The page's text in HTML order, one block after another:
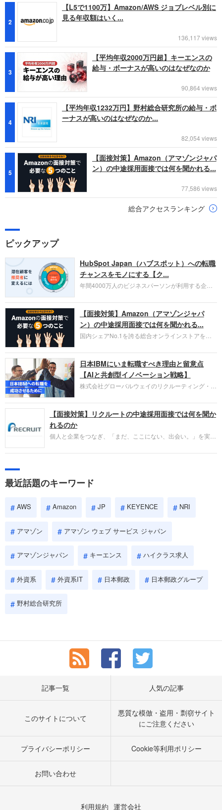
2
【L5で1100万】Amazon/AWS ジョブレベル別に
見る年収額はいく...
136,117 views
3
【平均年収2000万円超】キーエンスの
給与・ボーナスが高いのはなぜなのか
90,864 views
4
【平均年収1232万円】野村総合研究所の給与・ボ
ーナスが高いのはなぜなのか...
82,054 views
5
【面接対策】Amazon（アマゾンジャパ
ン）の中途採用面接では何を聞かれる...
77,586 views
総合アクセスランキング
ピックアップ
HubSpot Japan（ハブスポット）への転職
チャンスをモノにする【ク...
年間4000万人のビジネスパーソンが利用する企業
お勧めするイチオシ企業をご紹介します。今回はク
ラウド型CRMプラットフォームを提供する
HubSpot Japan（ハブスポット・ジャパン）株式会
社です。採用面接対策の企業研究にご活用くださ
い。
【面接対策】Amazon（アマゾンジャパ
ン）の中途採用面接では何を聞かれる...
国内シェアNo.1を誇る総合オンラインストアを運
圧倒的な存在感を持つAmazon。中途採用面接では
過去の具体的な業務成果やリーダーシップの発揮、
失敗からの学びが重視され、人間性やカルチャーフ
ィットも評価対象となり、長期的に成長できる仲間
であるかを多角的に審査されます。
日本IBMにいま転職すべき理由と留意点
【AIと共創型イノベーション戦略】
株式会社グローバルウェイのリクルーティング・パ
パーソンが利用する企業口コミサイト「キャリコ
ネ」の転職エージェントがお勧めするイチオシ企業
IBMです。採用面接対策の企業研究にご活用くださ
い。
【面接対策】リクルートの中途採用面接では何を聞か
れるのか
個人と企業をつなぎ、「まだ、ここにない、出会い。」を実現
やこれまでの成果を具体的に問われるほか、「人間性」も評価
しょう。
最近話題のキーワード
AWS Amazon JP KEYENCE NRI
アマゾン アマゾン ウェブ サービス ジャパン
アマゾンジャパン キーエンス ハイクラス求人
外資系 外資系IT 日本郵政 日本郵政グループ
野村総合研究所
記事一覧 人気の記事
このサイトについて
悪質な模倣・盗用・剽窃サイト
にご注意ください
プライバシーポリシー Cookie等利用ポリシー
お問い合わせ
利用規約 運営会社